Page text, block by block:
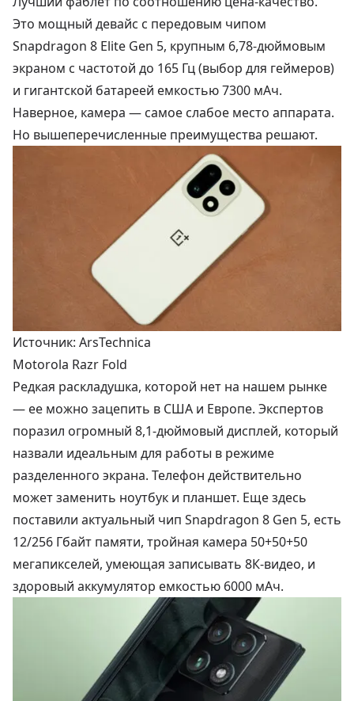
Это мощный девайс с передовым чипом
Snapdragon 8 Elite Gen 5, крупным 6,78-дюймовым
экраном с частотой до 165 Гц (выбор для геймеров)
и гигантской батареей емкостью 7300 мАч.
Наверное, камера — самое слабое место аппарата.
Но вышеперечисленные преимущества решают.
Источник: ArsTechnica
Motorola Razr Fold
Редкая раскладушка, которой нет на нашем рынке
— ее можно зацепить в США и Европе. Экспертов
поразил огромный 8,1-дюймовый дисплей, который
назвали идеальным для работы в режиме
разделенного экрана. Телефон действительно
может заменить ноутбук и планшет. Еще здесь
поставили актуальный чип Snapdragon 8 Gen 5, есть
12/256 Гбайт памяти, тройная камера 50+50+50
мегапикселей, умеющая записывать 8К-видео, и
здоровый аккумулятор емкостью 6000 мАч.